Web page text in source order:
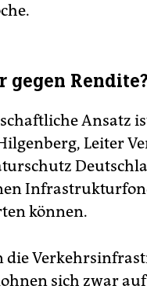
Rendite?
Ansatz
Leiter
können.
die
sich zwar